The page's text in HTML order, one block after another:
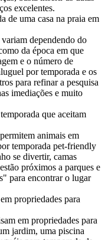
excelentes.
de uma casa na praia em
dependendo do
da época em que
e o número de
por temporada e os
para refinar a pesquisa
imediações e muito
que aceitam
animais em
temporada pet-friendly
se divertir, camas
próximos a parques e
para encontrar o lugar
propriedades para
em propriedades para
jardim, uma piscina